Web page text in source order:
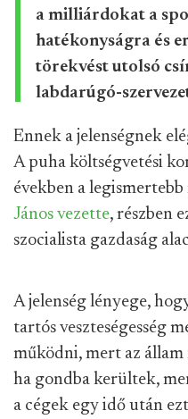
a milliárdokat a
hatékonyságra és
törekvést utolsó
labdarúgó-
Ennek a jelenségnek
A puha költségvetési
években a
János vezette, részben
szocialista gazdaság
A jelenség lényege,
tartós veszteségesség
működni, mert az
ha gondba kerültek,
a cégek egy idő után